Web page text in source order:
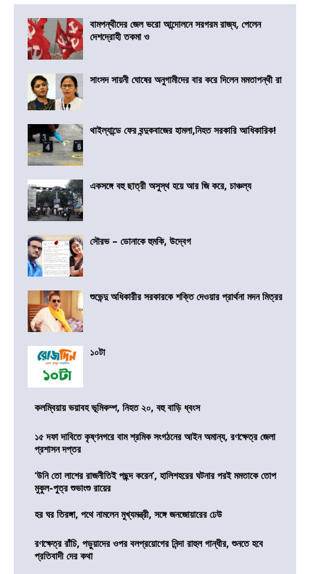
বামপন্থীদের জেল ভরো আন্দোলনে সরগরম রাজ্য, পেলেন
দেশদ্রোহী তকমা ও
সাংসদ সায়নী ঘোষের অনুগামীদের বার করে দিলেন মমতাপন্থী রা
থাইল্যান্ডে ফের বন্দুকবাজের হামলা,নিহত সরকারি আধিকারিক!
একসঙ্গে বহু ছাত্রী অসুস্থ হয়ে আর জি করে, চাঞ্চল্য
সৌরভ – ডোনাকে হুমকি, উদ্বেগ
শুভেন্দু অধিকারীর সরকারকে শক্তি দেওয়ার প্রার্থনা মদন মিত্রর
১০টা
কলম্বিয়ায় ভয়াবহ ভূমিকম্প, নিহত ২০, বহু বাড়ি ধ্বংস
১৫ দফা দাবিতে কৃষ্ণনগরে বাম শ্রমিক সংগঠনের আইন অমান্য, রণক্ষেত্র জেলা
প্রশাসন দপ্তর
‘উনি তো লাশের রাজনীতিই পছন্দ করেন’, হালিশহরের ঘটনার পরই মমতাকে তোপ
মুকুল-পুত্র শুভাংশু রায়ের
হর ঘর তিরঙ্গা, পথে নামলেন মুখ্যমন্ত্রী, সঙ্গে জনজোয়ারের ঢেউ
রণক্ষেত্র রাঁচি, পড়ুয়াদের ওপর বলপ্রয়োগের নিন্দা রাহুল গান্ধীর, শুনতে হবে
প্রতিবাদী দের কথা